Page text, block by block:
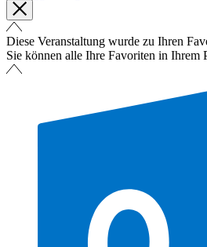
Diese Veranstaltung wurde zu Ihren
Sie können alle Ihre Favoriten in Ihrem